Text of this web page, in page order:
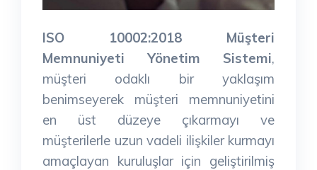
ISO 10002:2018 Müşteri
Memnuniyeti Yönetim Sistemi,
müşteri odaklı bir yaklaşım
benimseyerek müşteri memnuniyetini
en üst düzeye çıkarmayı ve
müşterilerle uzun vadeli ilişkiler kurmayı
amaçlayan kuruluşlar için geliştirilmiş